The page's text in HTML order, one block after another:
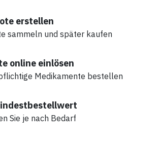
erstellen
sammeln und später kaufen
online einlösen
Medikamente bestellen
Sie je nach Bedarf